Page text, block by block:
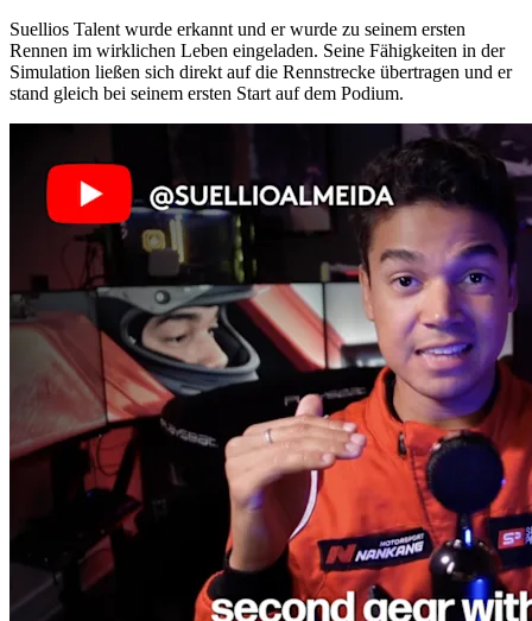
Suellios Talent wurde erkannt und er wurde zu seinem ersten
Rennen im wirklichen Leben eingeladen. Seine Fähigkeiten in der
Simulation ließen sich direkt auf die Rennstrecke übertragen und er
stand gleich bei seinem ersten Start auf dem Podium.